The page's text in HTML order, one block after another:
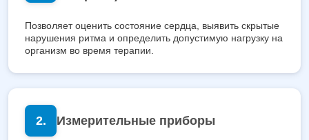
Позволяет оценить состояние сердца, выявить скрытые
нарушения ритма и определить допустимую нагрузку на
организм во время терапии.
Измерительные приборы